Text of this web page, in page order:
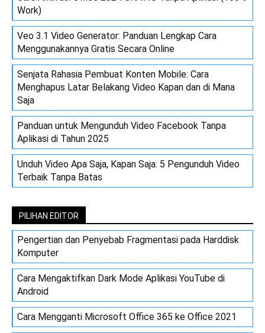
Work)
Veo 3.1 Video Generator: Panduan Lengkap Cara
Menggunakannya Gratis Secara Online
Senjata Rahasia Pembuat Konten Mobile: Cara
Menghapus Latar Belakang Video Kapan dan di Mana
Saja
Panduan untuk Mengunduh Video Facebook Tanpa
Aplikasi di Tahun 2025
Unduh Video Apa Saja, Kapan Saja: 5 Pengunduh Video
Terbaik Tanpa Batas
PILIHAN EDITOR
Pengertian dan Penyebab Fragmentasi pada Harddisk
Komputer
Cara Mengaktifkan Dark Mode Aplikasi YouTube di
Android
Cara Mengganti Microsoft Office 365 ke Office 2021